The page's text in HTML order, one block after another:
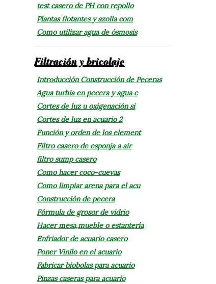
test casero de PH con repollo
Plantas flotantes y azolla com
Como utilizar agua de ósmosis
Filtración y bricolaje
Introducción Construcción de Peceras
Agua turbia en pecera y agua c
Cortes de luz u oxigenación si
Cortes de luz en acuario 2
Función y orden de los element
Filtro casero de esponja a air
filtro sump casero
Como hacer coco-cuevas
Como limpiar arena para el acu
Construcción de pecera
Fórmula de grosor de vidrio
Hacer mesa,mueble o estantería
Enfriador de acuario casero
Poner Vinilo en el acuario
Fabricar biobolas para acuario
Pinzas caseras para acuario